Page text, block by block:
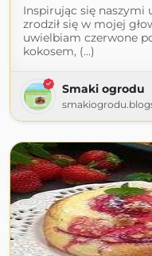
Inspirując się
zrodził się w mojej
uwielbiam czerwone
kokosem, (...)
Smaki ogrodu